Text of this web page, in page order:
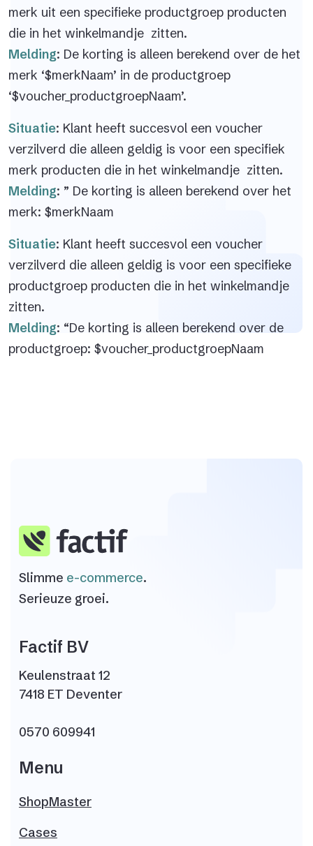
merk uit een specifieke productgroep producten
die in het winkelmandje zitten.
Melding: De korting is alleen berekend over de het
merk ‘$merkNaam’ in de productgroep
‘$voucher_productgroepNaam’.
Situatie: Klant heeft succesvol een voucher
verzilverd die alleen geldig is voor een specifiek
merk producten die in het winkelmandje zitten.
Melding: ” De korting is alleen berekend over het
merk: $merkNaam
Situatie: Klant heeft succesvol een voucher
verzilverd die alleen geldig is voor een specifieke
productgroep producten die in het winkelmandje
zitten.
Melding: “De korting is alleen berekend over de
productgroep: $voucher_productgroepNaam
Slimme e-commerce.
Serieuze groei.
Factif BV
Keulenstraat 12
7418 ET Deventer
0570 609941
Menu
ShopMaster
Cases